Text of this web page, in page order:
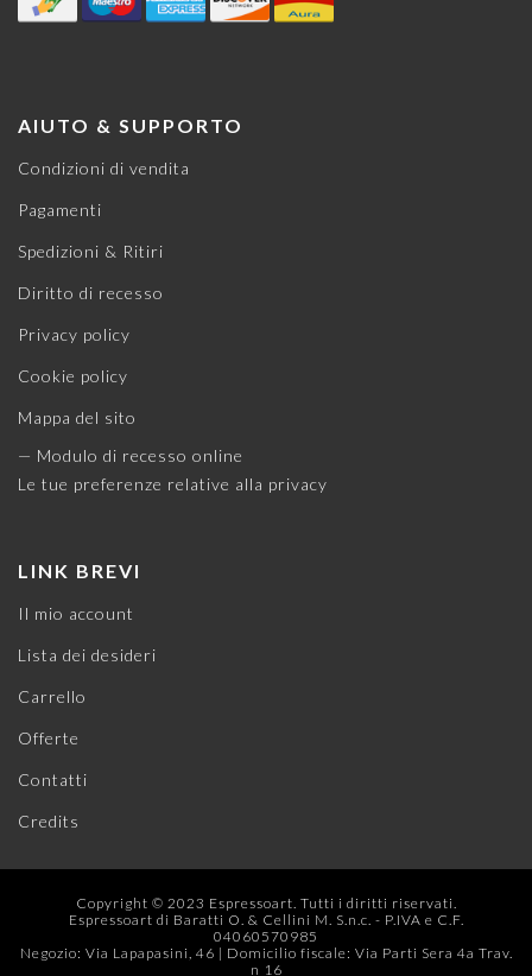
AIUTO & SUPPORTO
Condizioni di vendita
Pagamenti
Spedizioni & Ritiri
Diritto di recesso
Privacy policy
Cookie policy
Mappa del sito
— Modulo di recesso online
Le tue preferenze relative alla privacy
LINK BREVI
Il mio account
Lista dei desideri
Carrello
Offerte
Contatti
Credits
Copyright © 2023 Espressoart. Tutti i diritti riservati.
Espressoart di Baratti O. & Cellini M. S.n.c. - P.IVA e C.F.
04060570985
Negozio: Via Lapapasini, 46 | Domicilio fiscale: Via Parti Sera 4a Trav.
n 16